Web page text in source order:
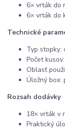
6× vrták do
6× vrták do
Technické
Typ stopky:
Počet
Oblasť
Úložný box:
Rozsah dodávky
18× vrták v
Praktický